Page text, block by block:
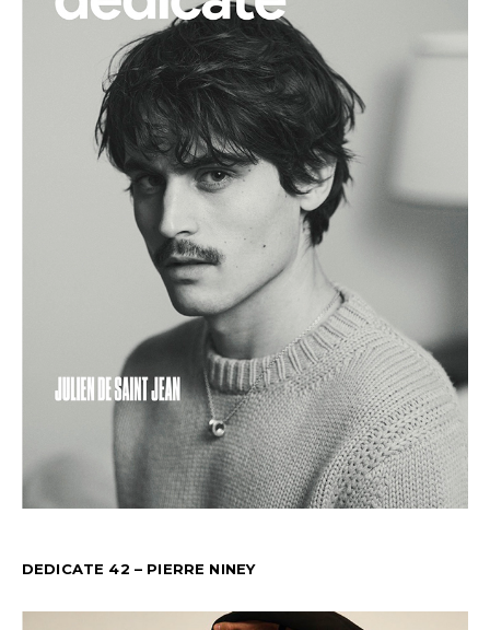
DEDICATE 42 – PIERRE NINEY